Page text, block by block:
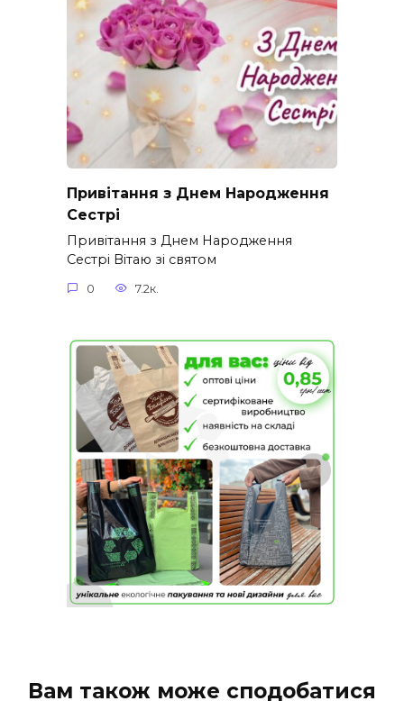
Привітання з Днем Народження
Сестрі
Привітання з Днем Народження
Сестрі Вітаю зі святом
0 7.2к.
Вам також може сподобатися